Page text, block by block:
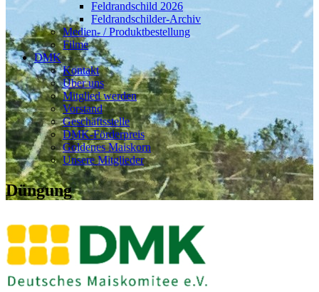
Feldrandschild 2026
Feldrandschilder-Archiv
Medien- / Produktbestellung
Filme
DMK
Kontakt
Über uns
Mitglied werden
Vorstand
Geschäftsstelle
DMK-Förderpreis
Goldenes Maiskorn
Unsere Mitglieder
Düngung